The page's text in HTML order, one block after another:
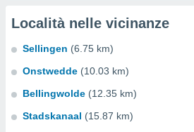
Località nelle vicinanze
Sellingen (6.75 km)
Onstwedde (10.03 km)
Bellingwolde (12.35 km)
Stadskanaal (15.87 km)